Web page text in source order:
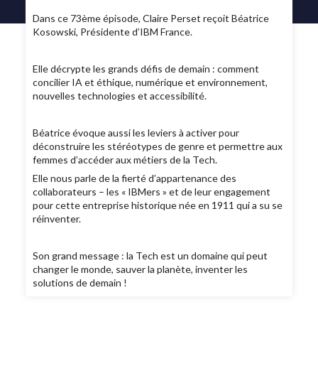
Dans ce 73ème épisode, Claire Perset reçoit Béatrice
Kosowski, Présidente d’IBM France.
Elle décrypte les grands défis de demain : comment
concilier IA et éthique, numérique et environnement,
nouvelles technologies et accessibilité.
Béatrice évoque aussi les leviers à activer pour
déconstruire les stéréotypes de genre et permettre aux
femmes d’accéder aux métiers de la Tech.
Elle nous parle de la fierté d’appartenance des
collaborateurs – les « IBMers » et de leur engagement
pour cette entreprise historique née en 1911 qui a su se
réinventer.
Son grand message : la Tech est un domaine qui peut
changer le monde, sauver la planète, inventer les
solutions de demain !